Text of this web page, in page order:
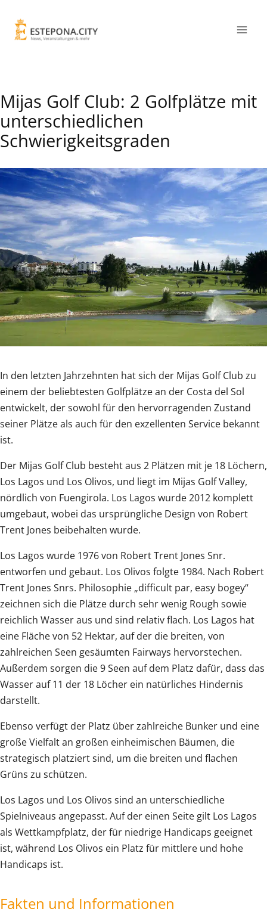
Mijas Golf Club: 2 Golfplätze mit
unterschiedlichen
Schwierigkeitsgraden
In den letzten Jahrzehnten hat sich der Mijas Golf Club zu
einem der beliebtesten Golfplätze an der Costa del Sol
entwickelt, der sowohl für den hervorragenden Zustand
seiner Plätze als auch für den exzellenten Service bekannt
ist.
Der Mijas Golf Club besteht aus 2 Plätzen mit je 18 Löchern,
Los Lagos und Los Olivos, und liegt im Mijas Golf Valley,
nördlich von Fuengirola. Los Lagos wurde 2012 komplett
umgebaut, wobei das ursprüngliche Design von Robert
Trent Jones beibehalten wurde.
Los Lagos wurde 1976 von Robert Trent Jones Snr.
entworfen und gebaut. Los Olivos folgte 1984. Nach Robert
Trent Jones Snrs. Philosophie „difficult par, easy bogey“
zeichnen sich die Plätze durch sehr wenig Rough sowie
reichlich Wasser aus und sind relativ flach. Los Lagos hat
eine Fläche von 52 Hektar, auf der die breiten, von
zahlreichen Seen gesäumten Fairways hervorstechen.
Außerdem sorgen die 9 Seen auf dem Platz dafür, dass das
Wasser auf 11 der 18 Löcher ein natürliches Hindernis
darstellt.
Ebenso verfügt der Platz über zahlreiche Bunker und eine
große Vielfalt an großen einheimischen Bäumen, die
strategisch platziert sind, um die breiten und flachen
Grüns zu schützen.
Los Lagos und Los Olivos sind an unterschiedliche
Spielniveaus angepasst. Auf der einen Seite gilt Los Lagos
als Wettkampfplatz, der für niedrige Handicaps geeignet
ist, während Los Olivos ein Platz für mittlere und hohe
Handicaps ist.
Fakten und Informationen